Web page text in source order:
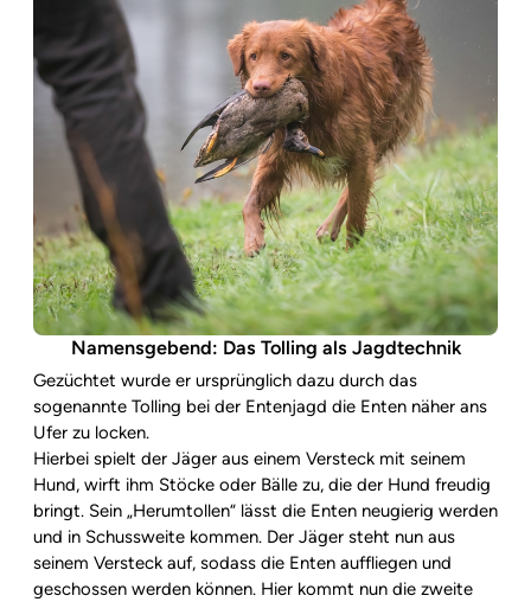
Namensgebend: Das Tolling als Jagdtechnik
Gezüchtet wurde er ursprünglich dazu durch das
sogenannte Tolling bei der Entenjagd die Enten näher ans
Ufer zu locken.
Hierbei spielt der Jäger aus einem Versteck mit seinem
Hund, wirft ihm Stöcke oder Bälle zu, die der Hund freudig
bringt. Sein „Herumtollen“ lässt die Enten neugierig werden
und in Schussweite kommen. Der Jäger steht nun aus
seinem Versteck auf, sodass die Enten auffliegen und
geschossen werden können. Hier kommt nun die zweite